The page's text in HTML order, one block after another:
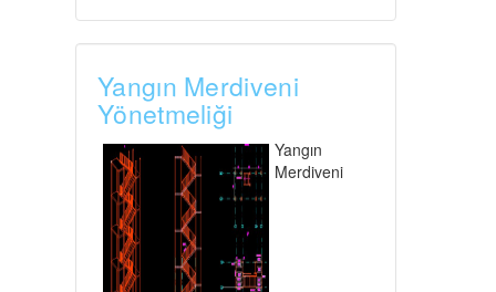
Yangın Merdiveni
Yönetmeliği
Yangın
Merdiveni